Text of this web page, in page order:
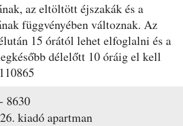
az eltöltött éjszakák és a
függvényében változnak. Az
15 órától lehet elfoglalni és a
délelőtt 10 óráig el kell
- 8630
kiadó apartman